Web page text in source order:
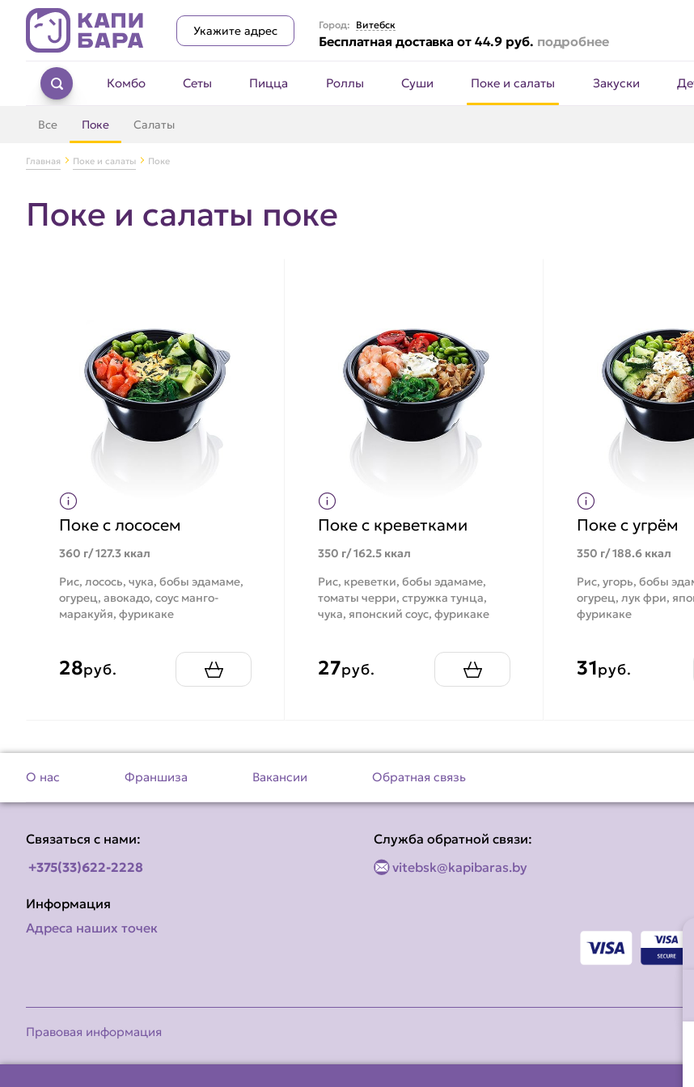
Укажите адрес Город: Витебск
Бесплатная доставка от 44.9 руб. подробнее
Комбо Сеты Пицца Роллы Суши Поке и салаты Закуски
Все Поке Салаты
Главная Поке и салаты Поке
Поке и салаты поке
Поке с лососем
360 г/ 127.3 ккал
Рис, лосось, чука, бобы эдамаме,
огурец, авокадо, соус манго-
маракуйя, фурикаке
28руб.
Поке с креветками
350 г/ 162.5 ккал
Рис, креветки, бобы эдамаме,
томаты черри, стружка тунца,
чука, японский соус, фурикаке
27руб.
Поке с угрём
350 г/ 188.6 ккал
Рис, угорь, бобы
огурец, лук фри,
фурикаке
31руб.
О нас Франшиза Вакансии Обратная связь
Связаться с нами:
+375(33)622-2228
Служба обратной связи:
vitebsk@kapibaras.by
Информация
Адреса наших точек
Правовая информация